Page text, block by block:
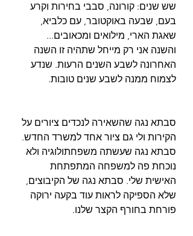
שש שנים: קורונה, סבבי בחירות וקרע
בעם, שבעה באוקטובר, עם כלביא,
שאגת הארי, מילואים ומכאובים...
והשנה אני רק מייחל שתהיה זו השנה
האחרונה לשבע השנים הרעות. שנדע
לצמוח ממנה לשבע שנים טובות.
סבתא נגה שהשאירה לנכדים ציורים על
הקירות ולי גם ציור אחד למשרד החדש.
סבתא נגה שעשתה משפחתולוגיה ולא
נוכחת פה למשפחה המתפתחת
האישית שלי. סבתא נגה של הקיבוצים,
שלא הספיקה לראות עוד בקעה ירוקה
פורחת בחורף הקצר שלנו.